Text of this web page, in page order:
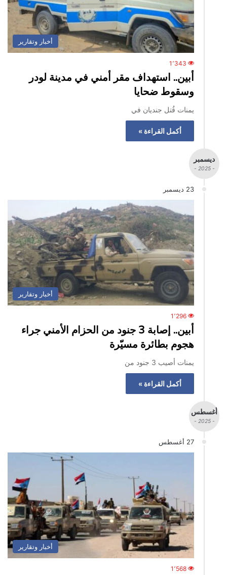
أخبار وتقارير
1٬343
أبين.. استهداف مقر أمني في مدينة لودر
وسقوط ضحايا
يمنات قُتل جنديان في
أكمل القراءة »
ديسمبر
- 2025 -
23 ديسمبر
أخبار وتقارير
1٬296
أبين.. إصابة 3 جنود من الحزام الأمني جراء
هجوم بطائرة مسيّرة
يمنات أصيب 3 جنود من
أكمل القراءة »
أغسطس
- 2025 -
27 أغسطس
أخبار وتقارير
1٬568